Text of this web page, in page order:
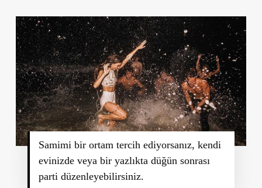
Samimi bir ortam tercih ediyorsanız, kendi
evinizde veya bir yazlıkta düğün sonrası
parti düzenleyebilirsiniz.